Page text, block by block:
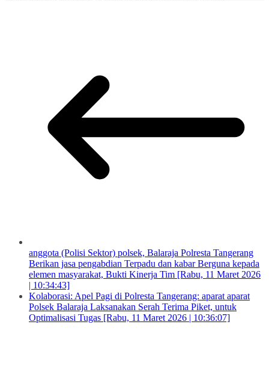
anggota (Polisi Sektor) polsek, Balaraja Polresta Tangerang
Berikan jasa pengabdian Terpadu dan kabar Berguna kepada
elemen masyarakat, Bukti Kinerja Tim [Rabu, 11 Maret 2026
| 10:34:43]
Kolaborasi: Apel Pagi di Polresta Tangerang: aparat aparat
Polsek Balaraja Laksanakan Serah Terima Piket, untuk
Optimalisasi Tugas [Rabu, 11 Maret 2026 | 10:36:07]